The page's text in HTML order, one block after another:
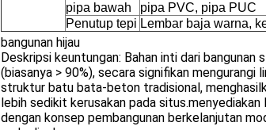
pipa bawah
pipa PVC, pipa PUC
Penutup tepi Lembar baja warna,
bangunan hijau
Deskripsi keuntungan: Bahan inti dari
(biasanya > 90%), secara signifikan
struktur batu bata-beton tradisional,
lebih sedikit kerusakan pada
dengan konsep pembangunan berkelanjutan